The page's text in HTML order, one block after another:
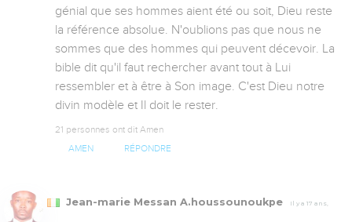
génial que ses hommes aient été ou soit, Dieu reste
la référence absolue. N'oublions pas que nous ne
sommes que des hommes qui peuvent décevoir. La
bible dit qu'il faut rechercher avant tout à Lui
ressembler et à être à Son image. C'est Dieu notre
divin modèle et Il doit le rester.
21 personnes ont dit Amen
AMEN RÉPONDRE
Jean-marie Messan A.houssounoukpe Il y a 17 ans,